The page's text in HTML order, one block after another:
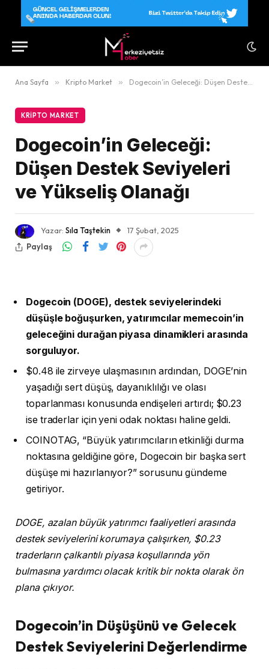
Ana Sayfa » Kripto Market » Dogecoin’in Geleceği: Düşen Destek Seviyeleri ve Yükseliş Olanağı
KRIPTO MARKET
Dogecoin’in Geleceği:
Düşen Destek Seviyeleri
ve Yükseliş Olanağı
Yazar: Sıla Taştekin
17 Şubat, 2025
Paylaş
Dogecoin (DOGE), destek seviyelerindeki
düşüşle boğuşurken, yatırımcılar memecoin’in
geleceğini durağan piyasa dinamikleri arasında
sorguluyor.
$0.48 ile zirveye ulaşmasının ardından, DOGE’nin
yaşadığı sert düşüş, dayanıklılığı ve olası
toparlanması konusunda endişeleri artırdı; $0.23
ise traderlar için yeni odak noktası haline geldi.
COINOTAG, “Büyük yatırımcıların etkinliği durma
noktasına geldiğine göre, Dogecoin bir başka sert
düşüşe mi hazırlanıyor?” sorusunu gündeme
getiriyor.
DOGE, azalan büyük yatırımcı faaliyetleri arasında
destek seviyelerini korumaya çalışırken, $0.23
traderların çalkantılı piyasa koşullarında yön
bulmasına yardımcı olacak kritik bir nokta olarak ön
plana çıkıyor.
Dogecoin’in Düşüşünü ve Gelecek
Destek Seviyelerini Değerlendirme